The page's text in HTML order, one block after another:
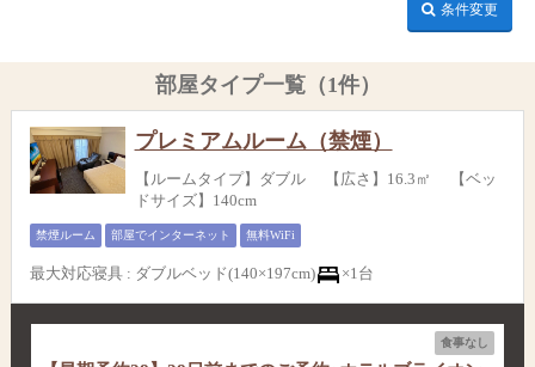
条件変更
部屋タイプ一覧（1件）
プレミアムルーム（禁煙）
【ルームタイプ】ダブル 【広さ】16.3㎡ 【ベッ
ドサイズ】140cm
禁煙ルーム 部屋でインターネット 無料WiFi
最大対応寝具 : ダブルベッド(140×197cm) ×1台
食事なし